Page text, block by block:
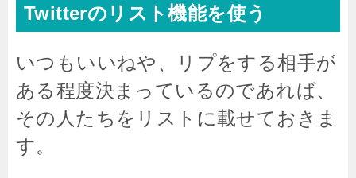
Twitterのリスト機能を使う
いつもいいねや、リプをする相手が
ある程度決まっているのであれば、
その人たちをリストに載せておきま
す。